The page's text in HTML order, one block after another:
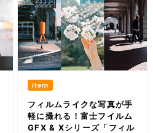
フィルムライクな写真が手
軽に撮れる！富士フイルム
GFX & Xシリーズ「フィル